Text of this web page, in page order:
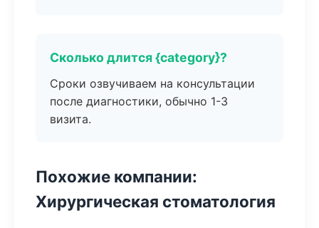
Сколько длится {category}?
Сроки озвучиваем на консультации
после диагностики, обычно 1-3
визита.
Похожие компании:
Хирургическая стоматология